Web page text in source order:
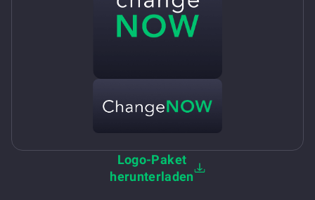
Logo-Paket
herunterladen